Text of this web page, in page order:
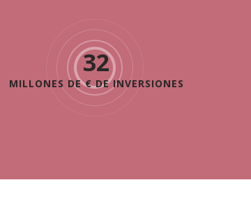
46
MILLONES DE € DE INVERSIONES